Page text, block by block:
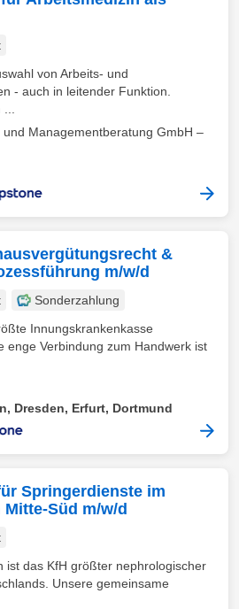
von Arbeits- und
- auch in leitender Funktion.
Managementberatung GmbH –
&
m/w/d
Sonderzahlung
Innungskrankenkasse
enge Verbindung zum Handwerk ist
Dresden, Erfurt, Dortmund
Springerdienste im
Süd m/w/d
ist das KfH größter nephrologischer
Unsere gemeinsame